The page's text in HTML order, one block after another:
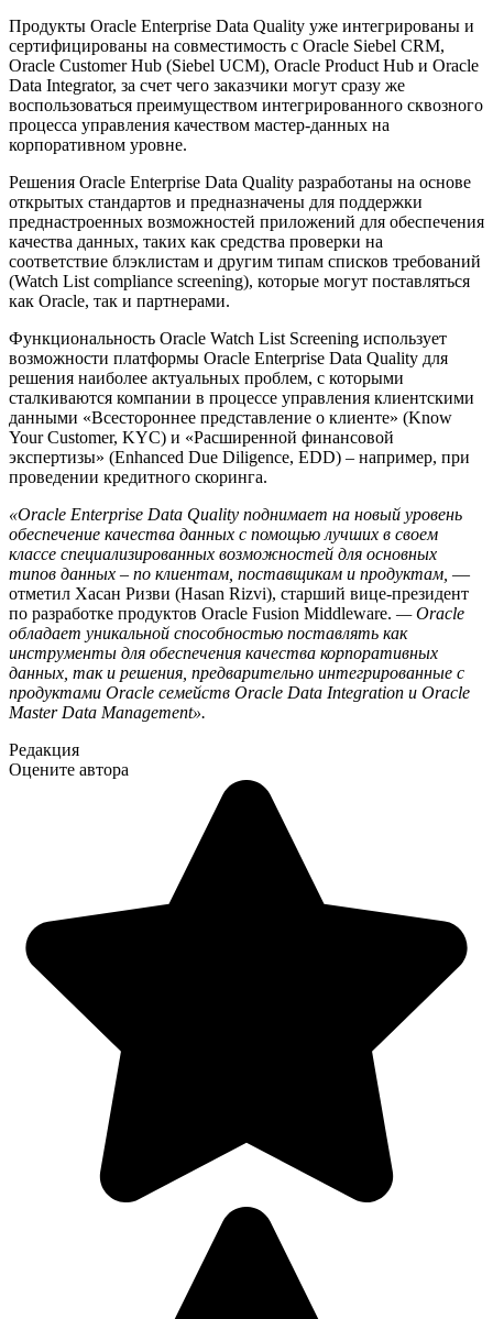
Продукты Oracle Enterprise Data Quality уже интегрированы и
сертифицированы на совместимость с Oracle Siebel CRM,
Oracle Customer Hub (Siebel UCM), Oracle Product Hub и Oracle
Data Integrator, за счет чего заказчики могут сразу же
воспользоваться преимуществом интегрированного сквозного
процесса управления качеством мастер-данных на
корпоративном уровне.
Решения Oracle Enterprise Data Quality разработаны на основе
открытых стандартов и предназначены для поддержки
преднастроенных возможностей приложений для обеспечения
качества данных, таких как средства проверки на
соответствие блэклистам и другим типам списков требований
(Watch List compliance screening), которые могут поставляться
как Oracle, так и партнерами.
Функциональность Oracle Watch List Screening использует
возможности платформы Oracle Enterprise Data Quality для
решения наиболее актуальных проблем, с которыми
сталкиваются компании в процессе управления клиентскими
данными «Всестороннее представление о клиенте» (Know
Your Customer, KYC) и «Расширенной финансовой
экспертизы» (Enhanced Due Diligence, EDD) – например, при
проведении кредитного скоринга.
«Oracle Enterprise Data Quality поднимает на новый уровень
обеспечение качества данных с помощью лучших в своем
классе специализированных возможностей для основных
типов данных – по клиентам, поставщикам и продуктам, —
отметил Хасан Ризви (Hasan Rizvi), старший вице-президент
по разработке продуктов Oracle Fusion Middleware. — Oracle
обладает уникальной способностью поставлять как
инструменты для обеспечения качества корпоративных
данных, так и решения, предварительно интегрированные с
продуктами Oracle семейств Oracle Data Integration и Oracle
Master Data Management».
Редакция
Оцените автора